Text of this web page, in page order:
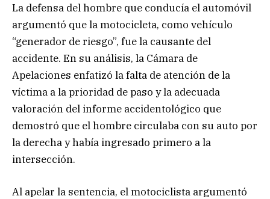
La defensa del hombre que conducía el automóvil
argumentó que la motocicleta, como vehículo
“generador de riesgo”, fue la causante del
accidente. En su análisis, la Cámara de
Apelaciones enfatizó la falta de atención de la
víctima a la prioridad de paso y la adecuada
valoración del informe accidentológico que
demostró que el hombre circulaba con su auto por
la derecha y había ingresado primero a la
intersección.
Al apelar la sentencia, el motociclista argumentó